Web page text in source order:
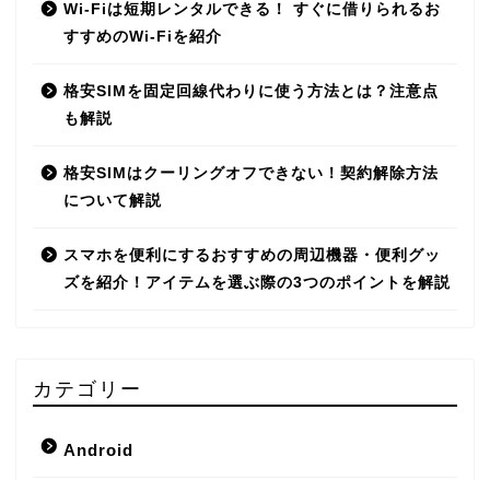
Wi-Fiは短期レンタルできる！ すぐに借りられるお
すすめのWi-Fiを紹介
格安SIMを固定回線代わりに使う方法とは？注意点
も解説
格安SIMはクーリングオフできない！契約解除方法
について解説
スマホを便利にするおすすめの周辺機器・便利グッ
ズを紹介！アイテムを選ぶ際の3つのポイントを解説
カテゴリー
Android